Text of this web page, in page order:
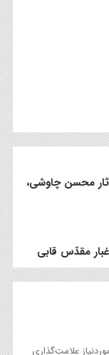
محسن چاوشی،
مقدّس قابی
علامت‌گذاری